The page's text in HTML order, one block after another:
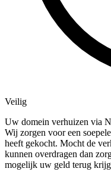
Veilig
Uw domein verhuizen via
Wij zorgen voor een
heeft gekocht. Mocht de
kunnen overdragen dan
mogelijk uw geld terug